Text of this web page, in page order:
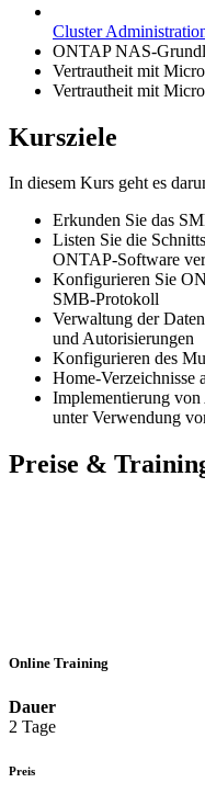
Cluster
ONTAP NAS-
Vertrautheit mit
Vertrautheit mit
Kursziele
In diesem Kurs geht es
Erkunden Sie das
Listen Sie die
ONTAP-Software
Konfigurieren Sie
SMB-Protokoll
Verwaltung der
und Autorisierungen
Konfigurieren des
Home-Verzeichnisse
Implementierung
unter Verwendung
Preise &
Online Training
Dauer
2 Tage
Preis